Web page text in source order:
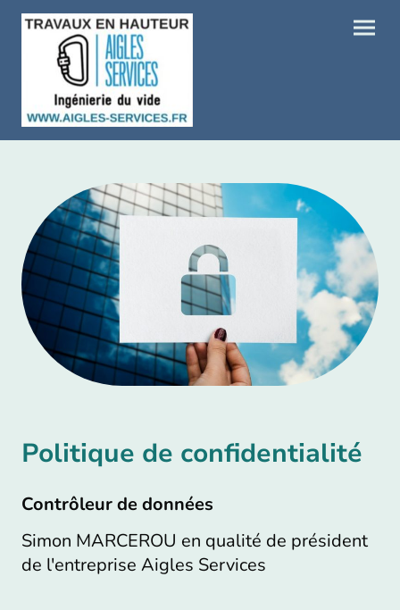
Politique de confidentialité
Contrôleur de données
Simon MARCEROU en qualité de président
de l'entreprise Aigles Services